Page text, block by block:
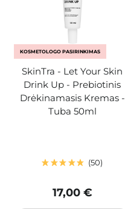
KOSMETOLOGO PASIRINKIMAS
SkinTra - Let Your Skin
Drink Up - Prebiotinis
Drėkinamasis Kremas -
Tuba 50ml
50
17,00 €